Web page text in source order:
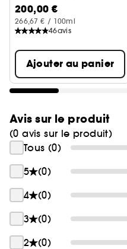
Eau de Parfum
200,00 €
266,67 € / 100ml
46avis
Ajouter au panier
Avis sur le produit
(0 avis sur le produit)
Tous (0)
5
(0)
4
(0)
3
(0)
2
(0)